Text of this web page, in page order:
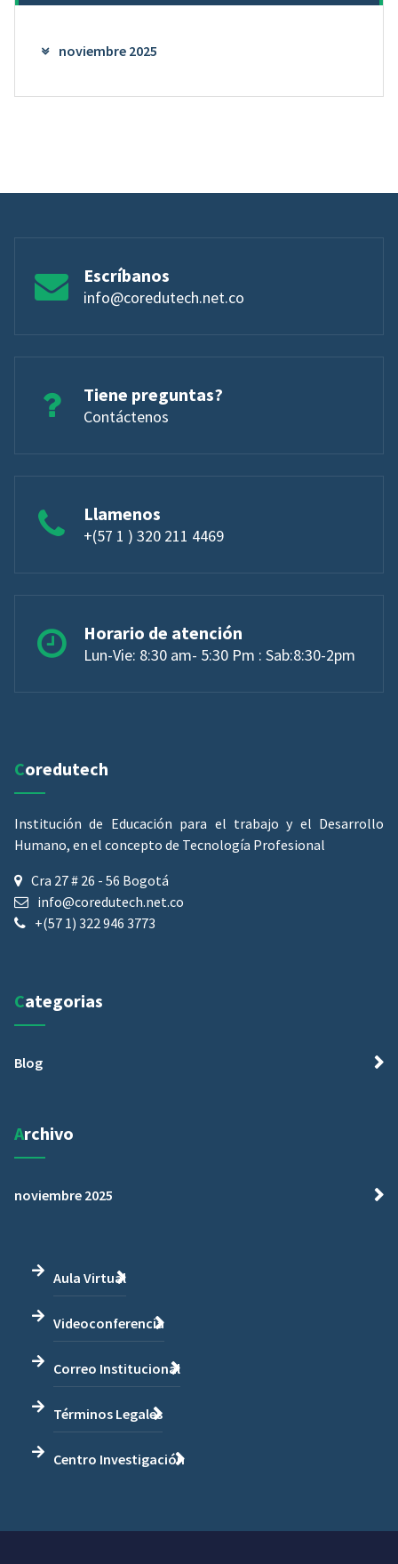
noviembre 2025
Escríbanos
info@coredutech.net.co
Tiene preguntas?
Contáctenos
Llamenos
+(57 1 ) 320 211 4469
Horario de atención
Lun-Vie: 8:30 am- 5:30 Pm : Sab:8:30-2pm
Coredutech
Institución de Educación para el trabajo y el Desarrollo
Humano, en el concepto de Tecnología Profesional
Cra 27 # 26 - 56 Bogotá
info@coredutech.net.co
+(57 1) 322 946 3773
Categorias
Blog
Archivo
noviembre 2025
Aula Virtual
Videoconferencia
Correo Institucional
Términos Legales
Centro Investigación